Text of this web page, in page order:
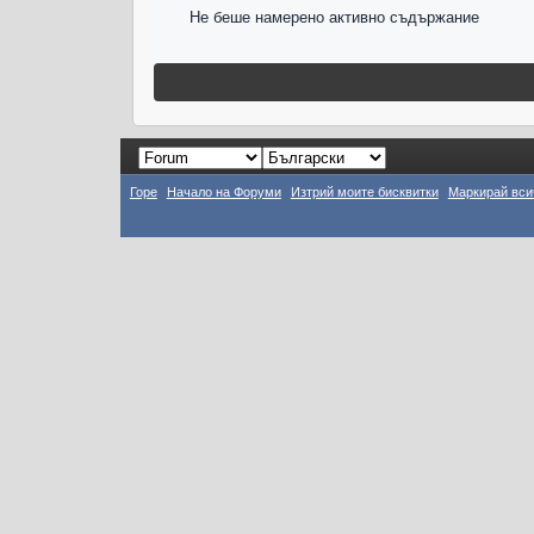
Не беше намерено активно съдържание
Горе Начало на Форуми Изтрий моите бисквитки Маркирай